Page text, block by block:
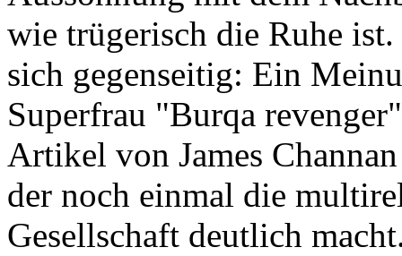
wie trügerisch die Ruhe
sich gegenseitig: Ein
Superfrau "Burqa
Artikel von James
der noch einmal die
Gesellschaft deutlich